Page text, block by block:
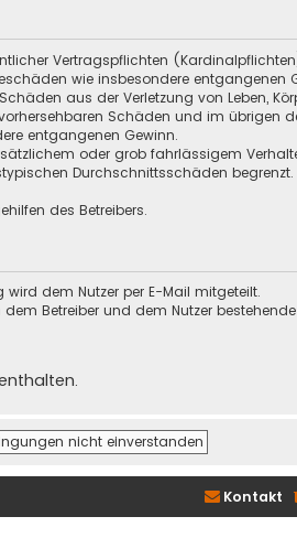
Vertragspflichten
wie insbesondere entgangenen
aus der Verletzung von Leben,
Schäden und im übrigen
entgangenen Gewinn.
oder grob fahrlässigem
Durchschnittsschäden
des Betreibers.
dem Nutzer per E-Mail mitgeteilt.
Betreiber und dem Nutzer
Kontakt